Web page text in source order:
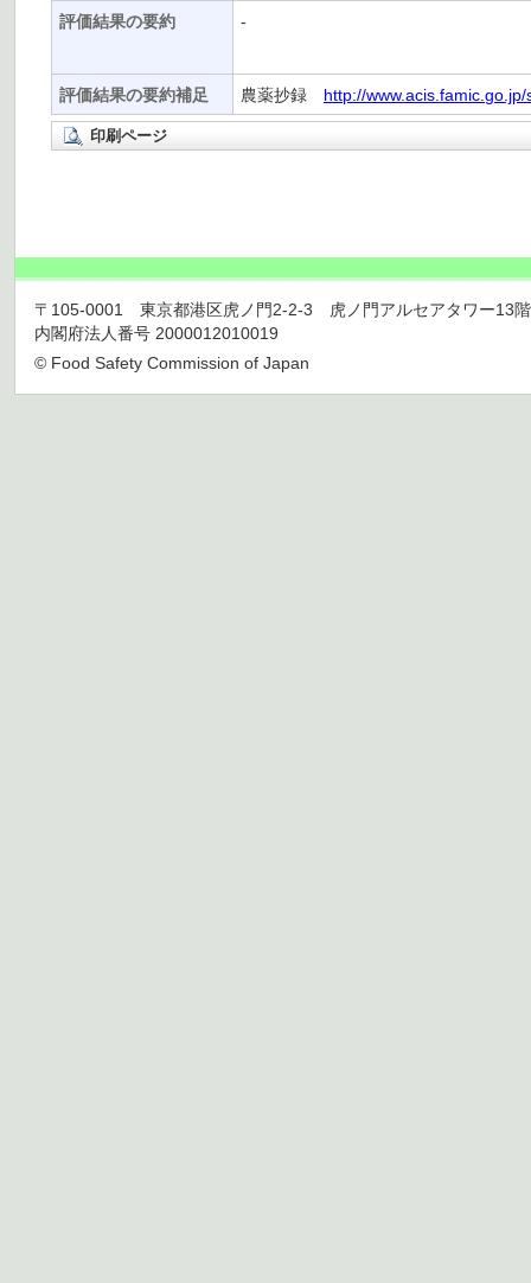
評価結果の要約 -
評価結果の要約補足 農薬抄録 http://
印刷ページ
〒105-0001 東京都港区虎ノ門2-2-3 虎ノ門アルセアタワー13
内閣府法人番号 2000012010019
© Food Safety Commission of Japan